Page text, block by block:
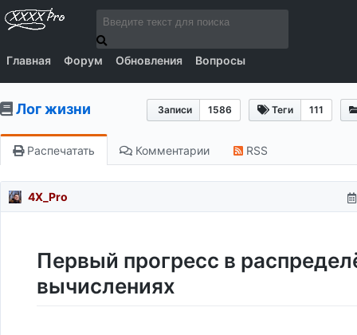
Главная Форум Обновления Вопросы
Записи 1586 Теги 111
Лог жизни
Распечатать Комментарии RSS
4X_Pro
Первый прогресс в
вычислениях